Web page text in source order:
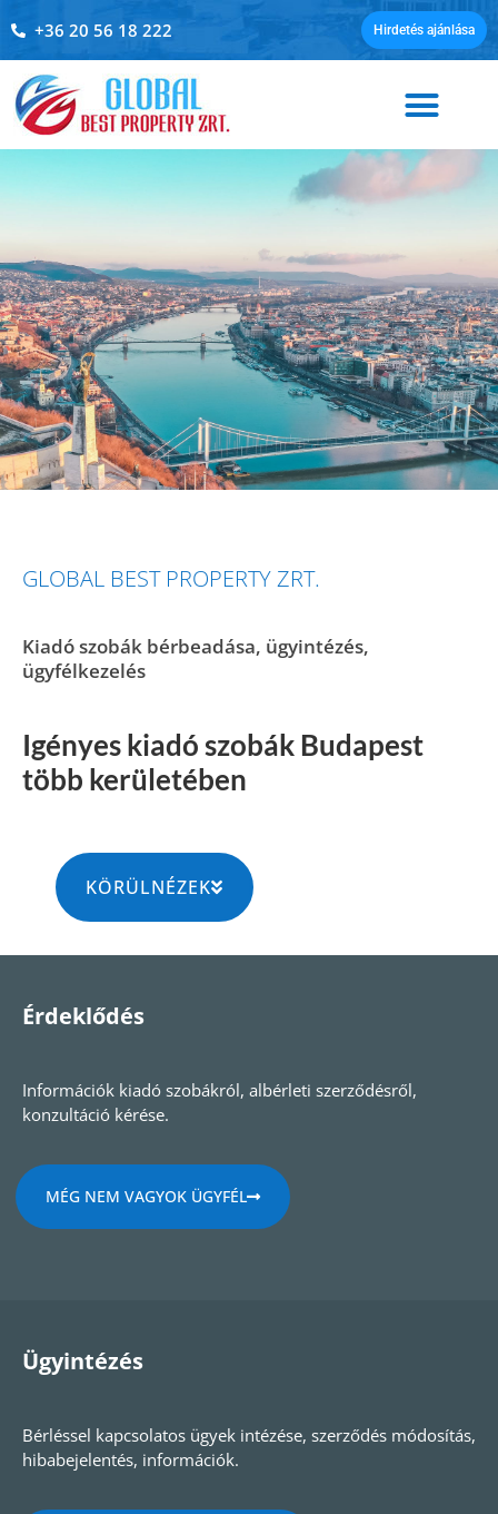
+36 20 56 18 222 Hirdetés ajánlása
GLOBAL BEST PROPERTY ZRT.
Kiadó szobák bérbeadása, ügyintézés,
ügyfélkezelés
Igényes kiadó szobák Budapest
több kerületében
KÖRÜLNÉZEK
Érdeklődés
Információk kiadó szobákról, albérleti szerződésről,
konzultáció kérése.
MÉG NEM VAGYOK ÜGYFÉL
Ügyintézés
Bérléssel kapcsolatos ügyek intézése, szerződés módosítás,
hibabejelentés, információk.